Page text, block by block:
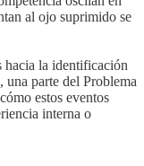
al ojo suprimido se
hacia la identificación
una parte del Problema
estos eventos
interna o